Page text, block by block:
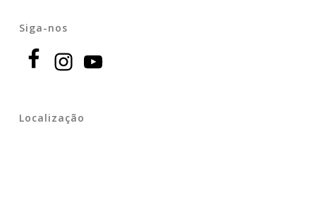
Siga-nos
Localização